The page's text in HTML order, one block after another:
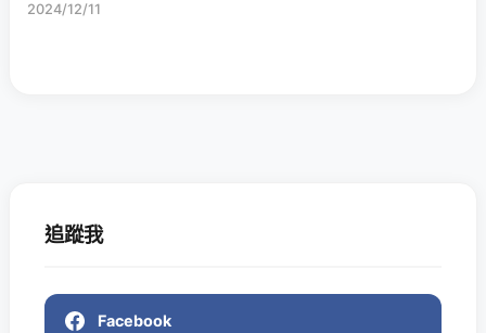
2024/12/11
追蹤我
Facebook